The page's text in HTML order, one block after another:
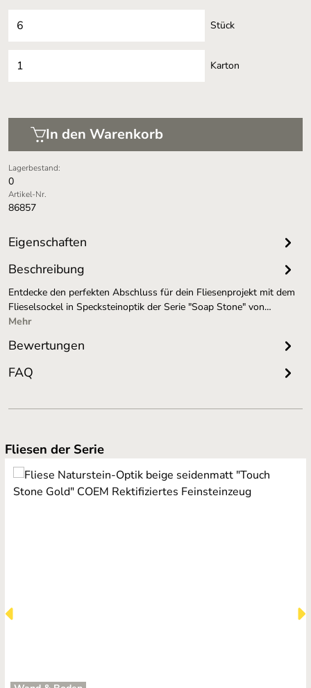
Stück
Karton
In den Warenkorb
Lagerbestand:
0
Artikel-Nr.
86857
Eigenschaften
Beschreibung
Entdecke den perfekten Abschluss für dein Fliesenprojekt mit dem
Flieselsockel in Specksteinoptik der Serie "Soap Stone" von…
Mehr
Bewertungen
FAQ
Produktgalerie überspringen
Fliesen der Serie